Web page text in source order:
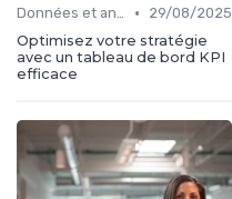
Données et analytics •
29/08/2025
Optimisez votre stratégie
avec un tableau de bord KPI
efficace